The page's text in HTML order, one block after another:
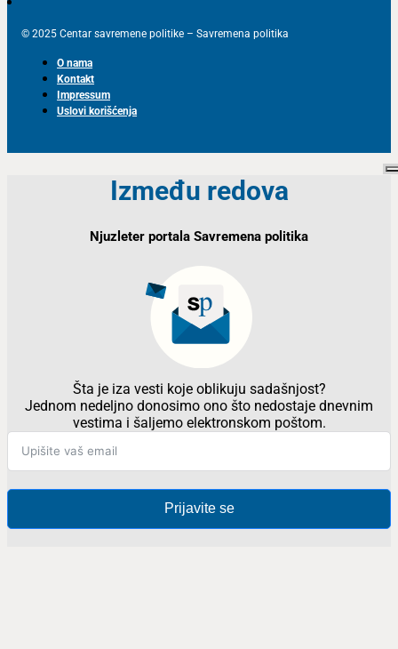
© 2025 Centar savremene politike – Savremena politika
O nama
Kontakt
Impressum
Uslovi korišćenja
Između redova
Njuzleter portala Savremena politika
Šta je iza vesti koje oblikuju sadašnjost?
Jednom nedeljno donosimo ono što nedostaje dnevnim
vestima i šaljemo elektronskom poštom.
Prijavite se